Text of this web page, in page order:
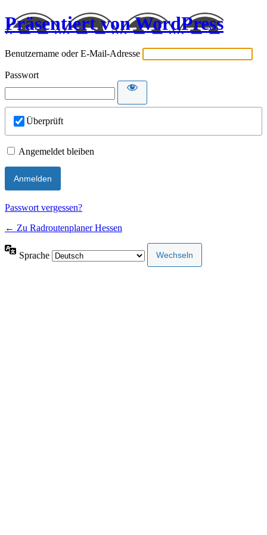
Präsentiert von WordPress
Benutzername oder E-Mail-Adresse
Passwort
Überprüft
Angemeldet bleiben
Passwort vergessen?
← Zu Radroutenplaner Hessen
Sprache